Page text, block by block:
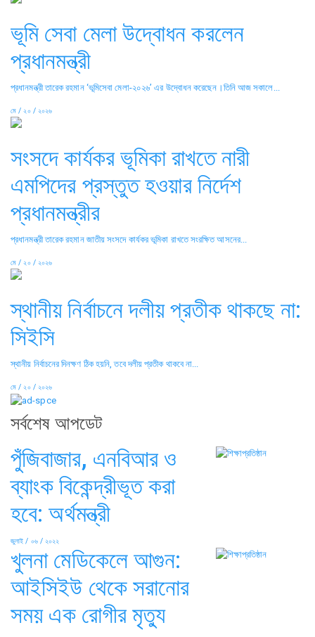
ভূমি সেবা মেলা উদ্বোধন করলেন
প্রধানমন্ত্রী
প্রধানমন্ত্রী তারেক রহমান ‘ভূমিসেবা মেলা-২০২৬’ এর উদ্বোধন করেছেন।তিনি আজ সকালে...
মে / ২০ / ২০২৬
সংসদে কার্যকর ভূমিকা রাখতে নারী
এমপিদের প্রস্তুত হওয়ার নির্দেশ
প্রধানমন্ত্রীর
প্রধানমন্ত্রী তারেক রহমান জাতীয় সংসদে কার্যকর ভূমিকা রাখতে সংরক্ষিত আসনের...
মে / ২০ / ২০২৬
স্থানীয় নির্বাচনে দলীয় প্রতীক থাকছে না:
সিইসি
স্থানীয় নির্বাচনের দিনক্ষণ ঠিক হয়নি, তবে দলীয় প্রতীক থাকবে না...
মে / ২০ / ২০২৬
সর্বশেষ আপডেট
পুঁজিবাজার, এনবিআর ও
ব্যাংক বিকেন্দ্রীভূত করা
হবে: অর্থমন্ত্রী
জুলাই / ০৬ / ২০২২
খুলনা মেডিকেলে আগুন:
আইসিইউ থেকে সরানোর
সময় এক রোগীর মৃত্যু